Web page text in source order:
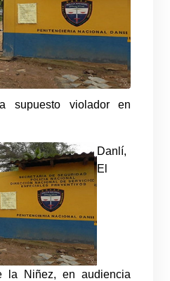
supuesto violador en
Danlí,
El
la Niñez, en audiencia